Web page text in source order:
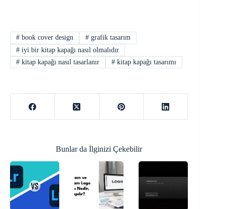
#book cover design #grafik tasarım
#iyi bir kitap kapağı nasıl olmalıdır
#kitap kapağı nasıl tasarlanır #kitap kapağı tasarımı
Bunlar da İlginizi Çekebilir